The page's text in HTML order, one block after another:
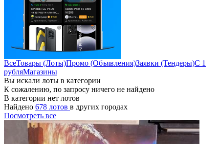
ВсеТовары (Лоты)Промо (Объявления)Заявки (Тендеры)С 1
рубляМагазины
Вы искали лоты в категории
К сожалению, по запросу ничего не найдено
В категории нет лотов
Найдено 678 лотов в других городах
Посмотреть все